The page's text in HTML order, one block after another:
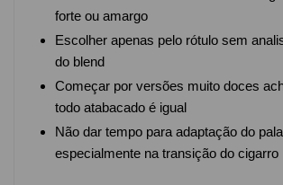
forte ou amargo
Escolher apenas pelo rótulo sem
do blend
Começar por versões muito doces
todo atabacado é igual
Não dar tempo para adaptação do
especialmente na transição do cigarro